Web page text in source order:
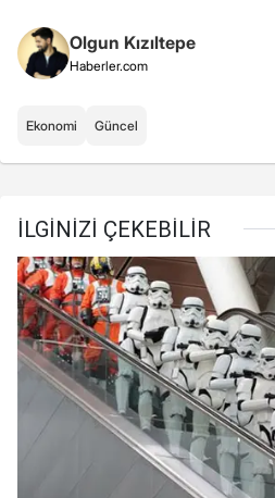
Olgun Kızıltepe
Haberler.com
Ekonomi Güncel